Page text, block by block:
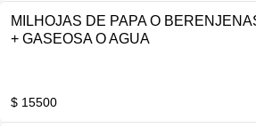
MILHOJAS DE PAPA O
+ GASEOSA O AGUA
$ 15500